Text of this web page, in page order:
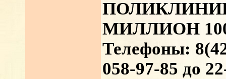
МИЛЛИОН
Телефоны:
058-97-85 до